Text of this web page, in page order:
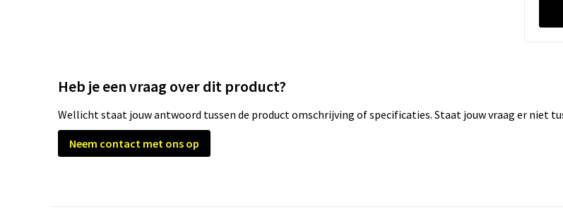
Heb je een vraag over dit product?
Wellicht staat jouw antwoord tussen de product omschrijving of specificaties. Staat jouw vraag er niet
Neem contact met ons op